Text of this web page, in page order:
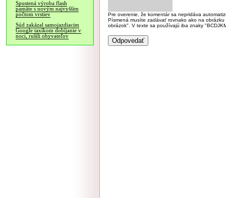
Spustená výroba flash
pamäte s novým najvyšším
počtom vrstiev
Súd zakázal samojazdiacim
Google taxíkom dobíjanie v
noci, rušili obyvateľov
Pre overenie, že komentár sa nepridáva
Písmená musíte zadávať rovnako ako na
obrázok". V texte sa používajú iba znaky